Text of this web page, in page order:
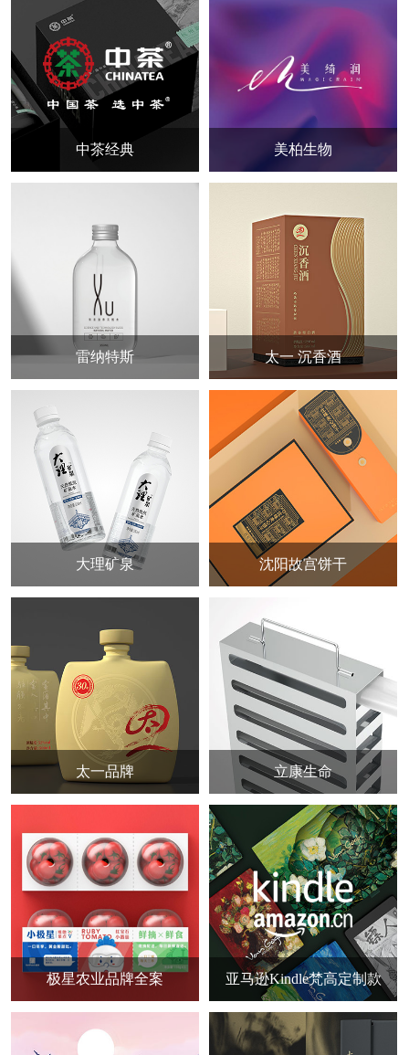
中茶经典 美柏生物
雷纳特斯 太一 沉香酒
大理矿泉 沈阳故宫饼干
太一品牌 立康生命
极星农业品牌全案 亚马逊Kindle梵高定制款